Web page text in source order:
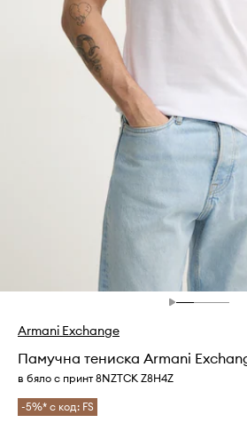
Armani Exchange
Памучна тениска Armani
в бяло с принт 8NZTCK Z8H4Z
-5%* с код: FS